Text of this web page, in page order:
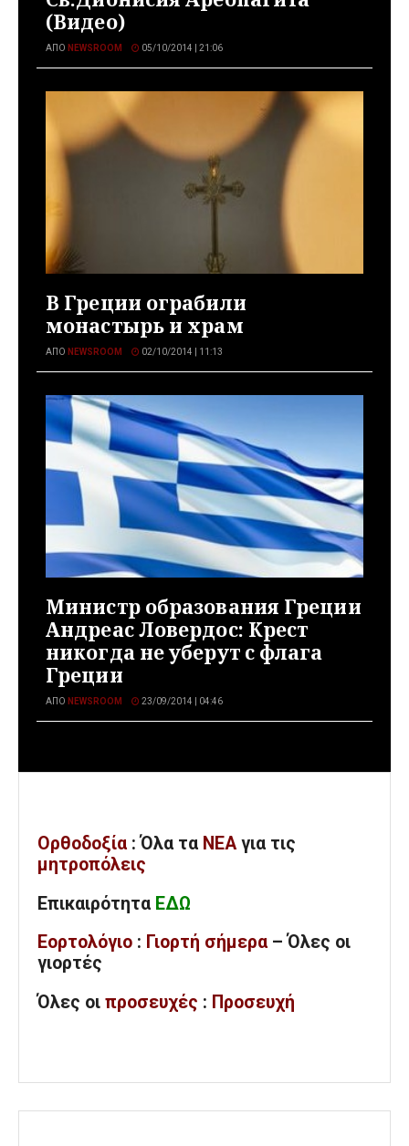
(Видео)
ΑΠΌ NEWSROOM 05/10/2014 | 21:06
В Греции ограбили
монастырь и храм
ΑΠΌ NEWSROOM 02/10/2014 | 11:13
Министр образования Греции
Андреас Ловердос: Крест
никогда не уберут с флага
Греции
ΑΠΌ NEWSROOM 23/09/2014 | 04:46
Ορθοδοξία : Όλα τα ΝΕΑ για τις
μητροπόλεις
Επικαιρότητα ΕΔΩ
Εορτολόγιο : Γιορτή σήμερα – Όλες οι
γιορτές
Όλες οι προσευχές : Προσευχή